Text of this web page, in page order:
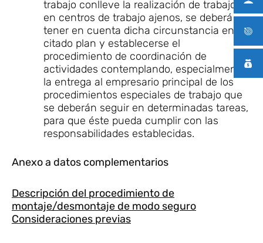
trabajo conlleve la realización de trabajos
en centros de trabajo ajenos, se deberá
tener en cuenta dicha circunstancia en el
citado plan y establecerse el
procedimiento de coordinación de
actividades contemplando, especialmente,
la entrega al empresario principal de los
procedimientos especiales de trabajo que
se deberán seguir en determinadas tareas,
para que éste pueda cumplir con las
responsabilidades establecidas.
Anexo a datos complementarios
Descripción del procedimiento de
montaje/desmontaje de modo seguro
Consideraciones previas